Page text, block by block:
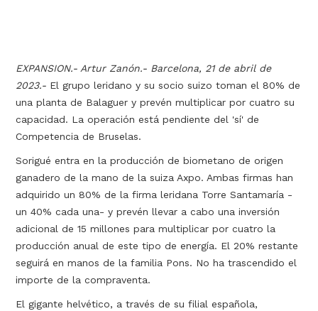
EXPANSION.- Artur Zanón.- Barcelona, 21 de abril de
2023.- El grupo leridano y su socio suizo toman el 80% de
una planta de Balaguer y prevén multiplicar por cuatro su
capacidad. La operación está pendiente del 'sí' de
Competencia de Bruselas.
Sorigué entra en la producción de biometano de origen
ganadero de la mano de la suiza Axpo. Ambas firmas han
adquirido un 80% de la firma leridana Torre Santamaría -
un 40% cada una- y prevén llevar a cabo una inversión
adicional de 15 millones para multiplicar por cuatro la
producción anual de este tipo de energía. El 20% restante
seguirá en manos de la familia Pons. No ha trascendido el
importe de la compraventa.
El gigante helvético, a través de su filial española,